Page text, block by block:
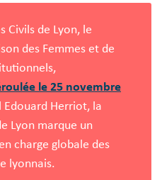
Civils de Lyon, le
des Femmes et de
le 25 novembre
Edouard Herriot, la
Lyon marque un
charge globale des
lyonnais.